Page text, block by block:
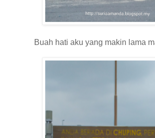
Buah hati aku yang makin lama